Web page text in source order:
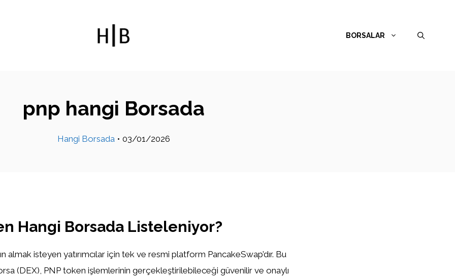
BORSALAR
pnp hangi Borsada
Hangi Borsada • 03/01/2026
Hangi Borsada Listeleniyor?
almak isteyen yatırımcılar için tek ve resmi platform PancakeSwap’dır. Bu
(DEX), PNP token işlemlerinin gerçekleştirilebileceği güvenilir ve onaylı